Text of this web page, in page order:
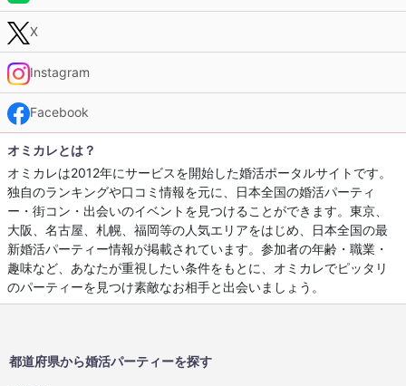
X
Instagram
Facebook
オミカレとは？
オミカレは2012年にサービスを開始した婚活ポータルサイトです。
独自のランキングや口コミ情報を元に、日本全国の婚活パーティ
ー・街コン・出会いのイベントを見つけることができます。東京、
大阪、名古屋、札幌、福岡等の人気エリアをはじめ、日本全国の最
新婚活パーティー情報が掲載されています。参加者の年齢・職業・
趣味など、あなたが重視したい条件をもとに、オミカレでピッタリ
のパーティーを見つけ素敵なお相手と出会いましょう。
都道府県から婚活パーティーを探す